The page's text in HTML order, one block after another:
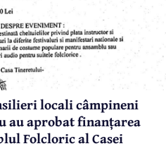
locali câmpineni
au aprobat finanțarea
Folcloric al Casei